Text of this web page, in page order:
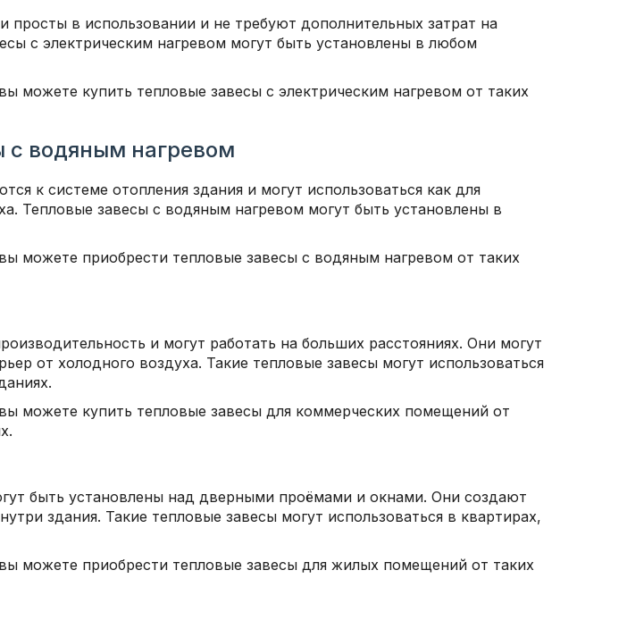
просты в использовании и не требуют дополнительных затрат на
с электрическим нагревом могут быть установлены в любом
можете купить тепловые завесы с электрическим нагревом от таких
с водяным нагревом
к системе отопления здания и могут использоваться как для
Тепловые завесы с водяным нагревом могут быть установлены в
можете приобрести тепловые завесы с водяным нагревом от таких
и могут работать на больших расстояниях. Они могут
от холодного воздуха. Такие тепловые завесы могут использоваться
можете купить тепловые завесы для коммерческих помещений от
быть установлены над дверными проёмами и окнами. Они создают
здания. Такие тепловые завесы могут использоваться в квартирах,
можете приобрести тепловые завесы для жилых помещений от таких